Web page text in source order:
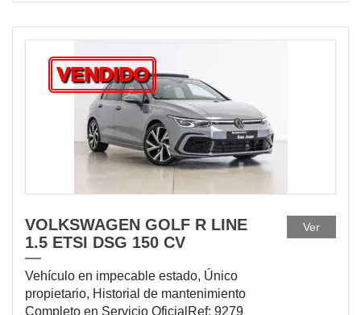
VENDIDO
VOLKSWAGEN GOLF R LINE
1.5 ETSI DSG 150 CV
Vehículo en impecable estado, Único
propietario, Historial de mantenimiento
Completo en Servicio OficialRef: 9279
Ver